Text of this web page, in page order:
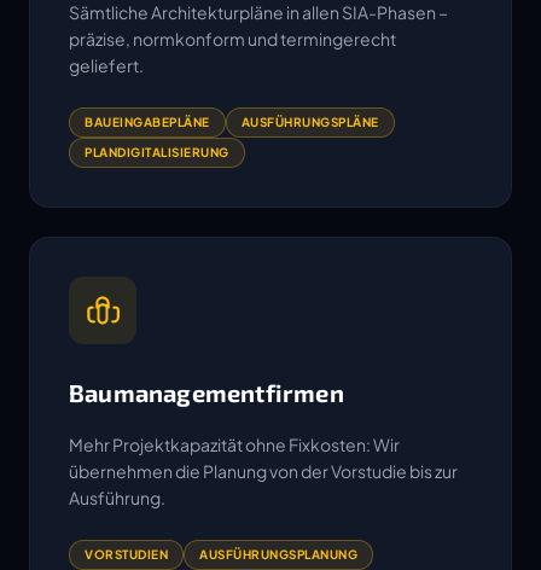
Sämtliche Architekturpläne in allen SIA-Phasen –
präzise, normkonform und termingerecht
geliefert.
BAUEINGABEPLÄNE AUSFÜHRUNGSPLÄNE
PLANDIGITALISIERUNG
Baumanagementfirmen
Mehr Projektkapazität ohne Fixkosten: Wir
übernehmen die Planung von der Vorstudie bis zur
Ausführung.
VORSTUDIEN AUSFÜHRUNGSPLANUNG